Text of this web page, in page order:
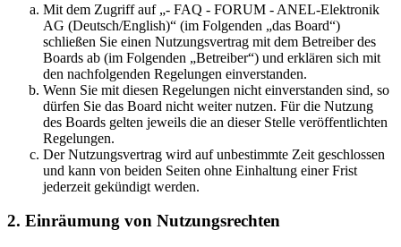
Mit dem Zugriff auf „- FAQ - FORUM - ANEL-Elektronik
AG (Deutsch/English)“ (im Folgenden „das Board“)
schließen Sie einen Nutzungsvertrag mit dem Betreiber des
Boards ab (im Folgenden „Betreiber“) und erklären sich mit
den nachfolgenden Regelungen einverstanden.
Wenn Sie mit diesen Regelungen nicht einverstanden sind, so
dürfen Sie das Board nicht weiter nutzen. Für die Nutzung
des Boards gelten jeweils die an dieser Stelle veröffentlichten
Regelungen.
Der Nutzungsvertrag wird auf unbestimmte Zeit geschlossen
und kann von beiden Seiten ohne Einhaltung einer Frist
jederzeit gekündigt werden.
2. Einräumung von Nutzungsrechten